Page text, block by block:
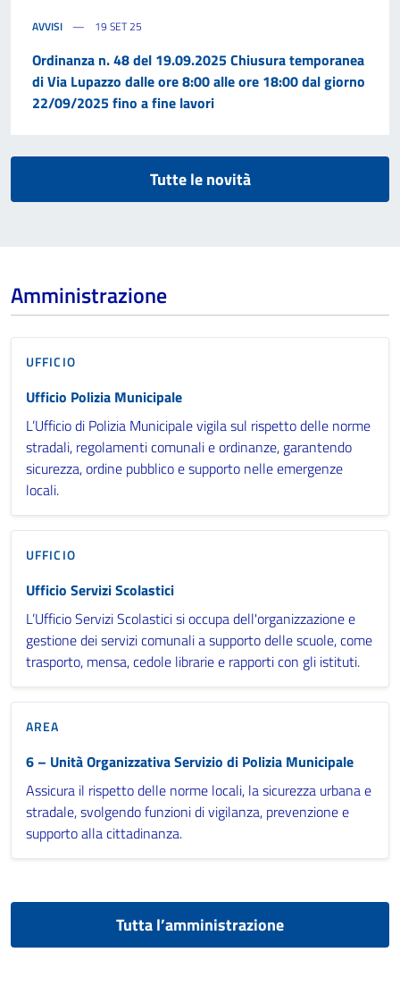
AVVISI 19 SET 25
Ordinanza n. 48 del 19.09.2025 Chiusura temporanea
di Via Lupazzo dalle ore 8:00 alle ore 18:00 dal giorno
22/09/2025 fino a fine lavori
Tutte le novità
Amministrazione
UFFICIO
Ufficio Polizia Municipale
L’Ufficio di Polizia Municipale vigila sul rispetto delle norme
stradali, regolamenti comunali e ordinanze, garantendo
sicurezza, ordine pubblico e supporto nelle emergenze
locali.
UFFICIO
Ufficio Servizi Scolastici
L’Ufficio Servizi Scolastici si occupa dell'organizzazione e
gestione dei servizi comunali a supporto delle scuole, come
trasporto, mensa, cedole librarie e rapporti con gli istituti.
AREA
6 – Unità Organizzativa Servizio di Polizia Municipale
Assicura il rispetto delle norme locali, la sicurezza urbana e
stradale, svolgendo funzioni di vigilanza, prevenzione e
supporto alla cittadinanza.
Tutta l’amministrazione